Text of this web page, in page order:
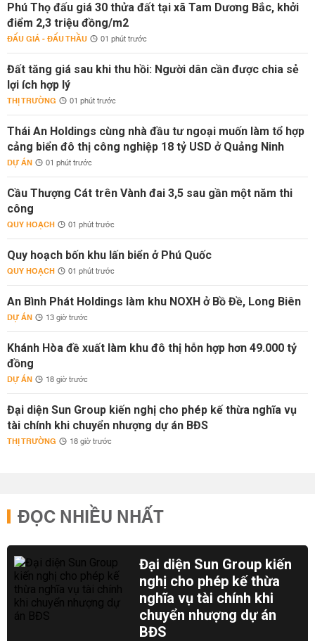
Phú Thọ đấu giá 30 thửa đất tại xã Tam Dương Bắc, khởi
điểm 2,3 triệu đồng/m2
ĐẤU GIÁ - ĐẤU THẦU 01 phút trước
Đất tăng giá sau khi thu hồi: Người dân cần được chia sẻ
lợi ích hợp lý
THỊ TRƯỜNG 01 phút trước
Thái An Holdings cùng nhà đầu tư ngoại muốn làm tổ hợp
cảng biển đô thị công nghiệp 18 tỷ USD ở Quảng Ninh
DỰ ÁN 01 phút trước
Cầu Thượng Cát trên Vành đai 3,5 sau gần một năm thi
công
QUY HOẠCH 01 phút trước
Quy hoạch bốn khu lấn biển ở Phú Quốc
QUY HOẠCH 01 phút trước
An Bình Phát Holdings làm khu NOXH ở Bồ Đề, Long Biên
DỰ ÁN 13 giờ trước
Khánh Hòa đề xuất làm khu đô thị hỗn hợp hơn 49.000 tỷ
đồng
DỰ ÁN 18 giờ trước
Đại diện Sun Group kiến nghị cho phép kế thừa nghĩa vụ
tài chính khi chuyển nhượng dự án BĐS
THỊ TRƯỜNG 18 giờ trước
ĐỌC NHIỀU NHẤT
Đại diện Sun Group kiến
nghị cho phép kế thừa
nghĩa vụ tài chính khi
chuyển nhượng dự án
BĐS